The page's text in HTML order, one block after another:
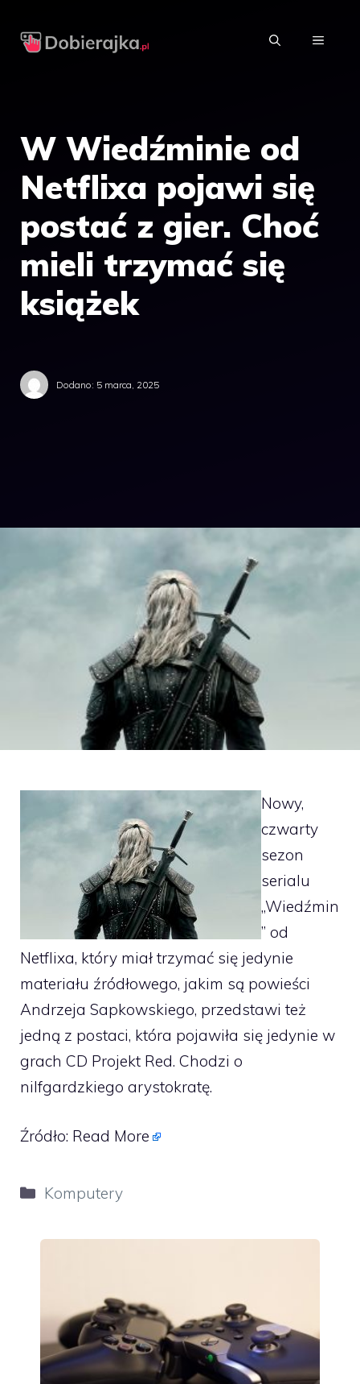
MENU
W Wiedźminie od
Netflixa pojawi się
postać z gier. Choć
mieli trzymać się
książek
Dodano: 5 marca, 2025
Nowy,
czwarty
sezon
serialu
„Wiedźmin
” od
Netflixa, który miał trzymać się jedynie
materiału źródłowego, jakim są powieści
Andrzeja Sapkowskiego, przedstawi też
jedną z postaci, która pojawiła się jedynie w
grach CD Projekt Red. Chodzi o
nilfgardzkiego arystokratę.
Źródło: Read More
Kategorie
Komputery